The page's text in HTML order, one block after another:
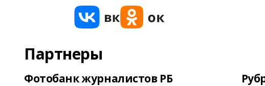
Партнеры
Фотобанк журналистов РБ